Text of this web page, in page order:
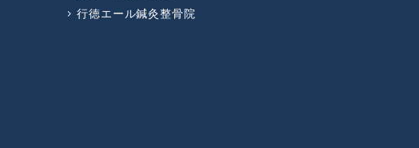
行徳エール鍼灸整骨院